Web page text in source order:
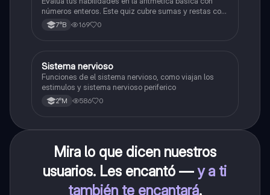
números enteros. Este quiz cubre sumas y restas con
números positivos y negativos.
7°B 169 0
SBiología
Sistema nervioso
Funciones de el sistema nervioso, como viajan los
estimulos y sistema nervioso periferico
2°M 586 0
Mira lo que dicen nuestros
usuarios. Les encantó —y a ti
también te encantará.